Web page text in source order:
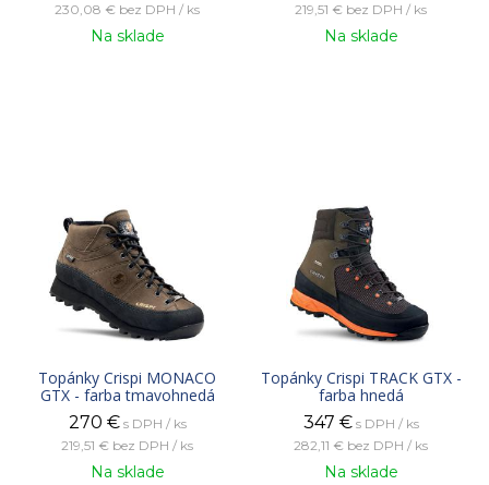
230,08 € bez DPH / ks
Na sklade
219,51 € bez DPH / ks
Na sklade
Topánky Crispi MONACO
GTX - farba tmavohnedá
270 € s DPH / ks
219,51 € bez DPH / ks
Na sklade
Topánky Crispi TRACK GTX -
farba hnedá
347 € s DPH / ks
282,11 € bez DPH / ks
Na sklade